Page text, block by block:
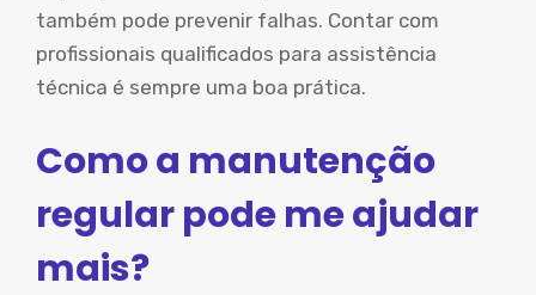
também pode prevenir falhas. Contar com
profissionais qualificados para assistência
técnica é sempre uma boa prática.
Como a manutenção
regular pode me ajudar
mais?